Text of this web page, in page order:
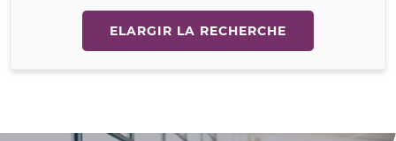
ELARGIR LA RECHERCHE